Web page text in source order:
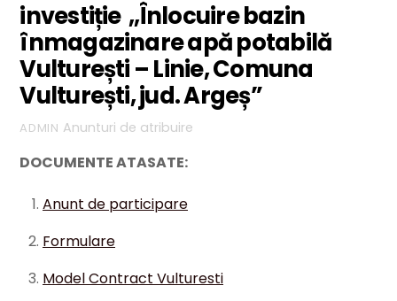
investiție ,,Înlocuire bazin
înmagazinare apă potabilă
Vulturești – Linie, Comuna
Vulturești, jud. Argeș”
ADMIN Anunturi de atribuire
DOCUMENTE ATASATE:
Anunt de participare
Formulare
Model Contract Vulturesti